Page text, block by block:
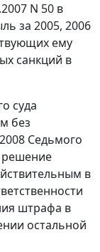
N 50 в
за 2005, 2006
ему
санкций в
суда
без
Седьмого
решение
в
штрафа в
остальной